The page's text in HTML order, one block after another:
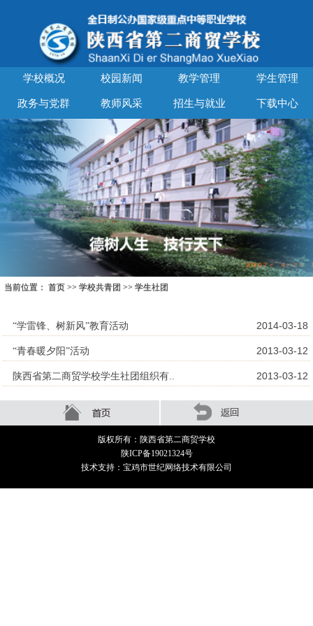
学校概况 校园新闻 教学管理 学生管理
政务与党群 教师风采 招生与就业 下载中心
当前位置： 首页 >> 学校共青团 >> 学生社团
“学雷锋、树新风”教育活动 2014-03-18
“青春暖夕阳”活动 2013-03-12
陕西省第二商贸学校学生社团组织有.. 2013-03-12
版权所有：陕西省第二商贸学校
陕ICP备19021324号
技术支持：宝鸡市世纪网络技术有限公司